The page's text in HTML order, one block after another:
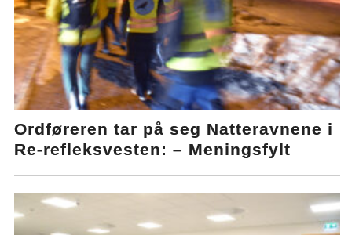
Ordføreren tar på seg Natteravnene i
Re-refleksvesten: – Meningsfylt